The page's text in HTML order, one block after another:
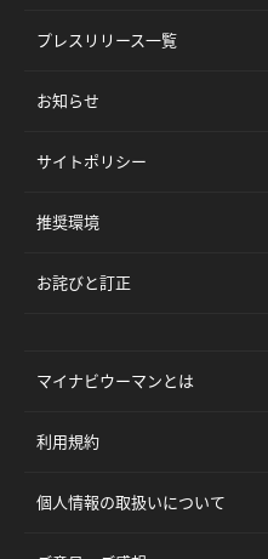
プレスリリース一覧
お知らせ
サイトポリシー
推奨環境
お詫びと訂正
マイナビウーマンとは
利用規約
個人情報の取扱いについて